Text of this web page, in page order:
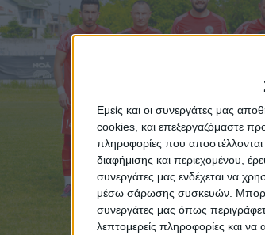
Εμείς και οι συνεργάτες μας
cookies, και επεξεργαζόμαστε
πληροφορίες που αποστέλλονται
διαφήμισης και περιεχομένου,
συνεργάτες μας ενδέχεται να
μέσω σάρωσης συσκευών.
συνεργάτες μας όπως
λεπτομερείς πληροφορίες και να